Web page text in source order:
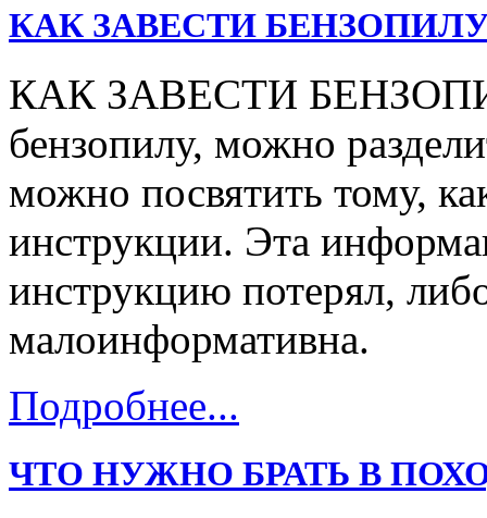
КАК ЗАВЕСТИ
КАК ЗАВЕСТИ
бензопилу, можно
можно посвятить тому,
инструкции. Эта
инструкцию потерял,
малоинформативна.
Подробнее...
ЧТО НУЖНО БРАТЬ В